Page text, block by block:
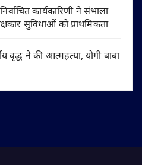
कार्यकारिणी ने संभाला
सुविधाओं को प्राथमिकता
वृद्ध ने की आत्महत्या, योगी बाबा